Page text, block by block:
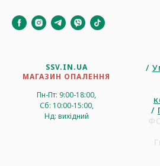
SSV.IN.UA
МАГАЗИН ОПАЛЕННЯ
Пн-Пт: 9:00-18:00,
Сб: 10:00-15:00,
Нд: вихідний
/
/